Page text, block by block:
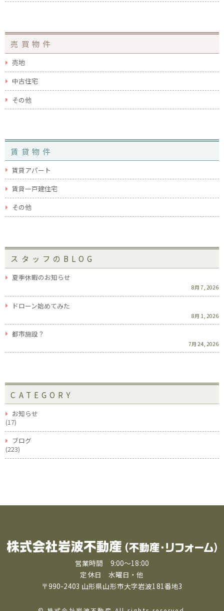
売買物件
売地
中古住宅
その他
賃貸物件
賃貸アパート
賃貸一戸建住宅
その他
スタッフのBLOG
夏季休暇のお知らせ
8月 7, 2026
ドローン始めてみた
8月 1, 2026
都市施設？
7月 24, 2026
CATEGORY
お知らせ
(17)
ブログ
(223)
営業時間 9:00〜18:00
定休日 水曜日・他
〒990-2403 山形県山形市大字岩波181番地3